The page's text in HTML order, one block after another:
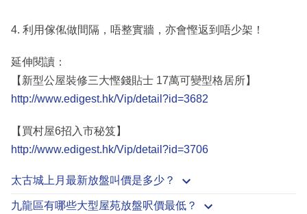
4. 利用傢俬做間隔，唔整實牆，亦會慳返到唔少架！
延伸閱讀：
【新型公屋裝修三大慳錢貼士 17萬可變型格居所】
http://www.edigest.hk/Vip/detail?id=3682
【買村屋6招入市秘笈】
http://www.edigest.hk/Vip/detail?id=3706
太古城上月最新放盤叫價是多少？
九龍區有哪些大型屋苑放盤呎價最低？